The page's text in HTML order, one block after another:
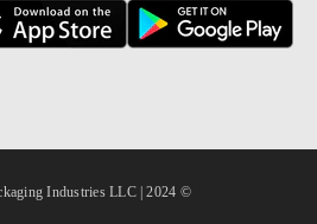
© 2024 | Hotpack Packaging Industries LLC